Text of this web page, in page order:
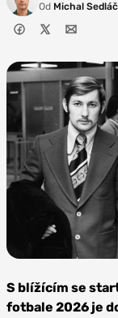
Od Michal
S blížícím se
fotbale 2026 je